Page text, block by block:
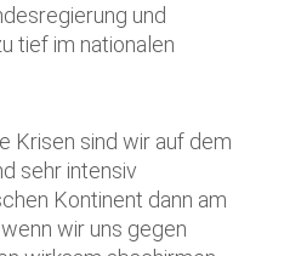
und
tief im nationalen
Krisen sind wir auf dem
sehr intensiv
Kontinent dann am
wir uns gegen